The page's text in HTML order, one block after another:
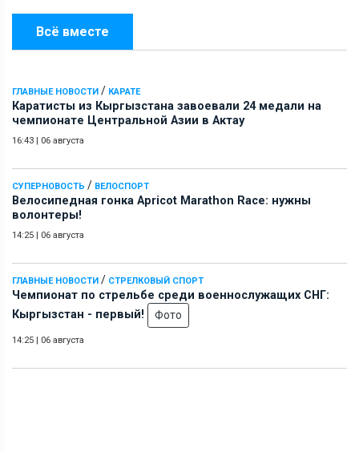
Всё вместе
ГЛАВНЫЕ НОВОСТИ / КАРАТЕ
Каратисты из Кыргызстана завоевали 24 медали на
чемпионате Центральной Азии в Актау
16:43 | 06 августа
СУПЕРНОВОСТЬ / ВЕЛОСПОРТ
Велосипедная гонка Apricot Marathon Race: нужны
волонтеры!
14:25 | 06 августа
ГЛАВНЫЕ НОВОСТИ / СТРЕЛКОВЫЙ СПОРТ
Чемпионат по стрельбе среди военнослужащих СНГ:
Кыргызстан - первый!
Фото
14:25 | 06 августа